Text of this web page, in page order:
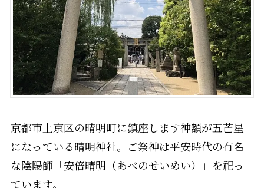
京都市上京区の晴明町に鎮座します神額が五芒星
になっている晴明神社。ご祭神は平安時代の有名
な陰陽師「安倍晴明（あべのせいめい）」を祀っ
ています。